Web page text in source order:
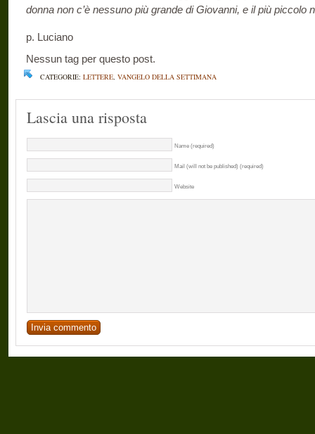
donna non c’è nessuno più grande di Giovanni, e il più piccolo
p. Luciano
Nessun tag per questo post.
CATEGORIE: LETTERE, VANGELO DELLA SETTIMANA
Lascia una risposta
Name (required)
Mail (will not be published) (required)
Website